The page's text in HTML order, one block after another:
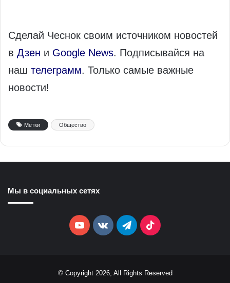
Сделай Чеснок своим источником новостей
в Дзен и Google News. Подписывайся на
наш телеграмм. Только самые важные
новости!
Метки Общество
Мы в социальных сетях
YouTubevk.comTelegramTikTok
© Copyright 2026, All Rights Reserved